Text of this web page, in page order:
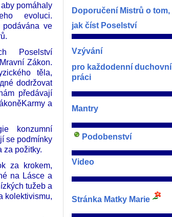
pomáhaly
evoluci.
podávána ve
Poselství
Zákon.
těla,
dodržovat
předávají
a
konzumní
se podmínky
za požitky.
za krokem,
na Lásce a
tužeb a
kolektivismu,
Doporučení Mistrů o tom,
jak číst Poselství
Vzývání
pro každodenní duchovní
práci
Mantry
Podobenství
Video
Stránka Matky Marie